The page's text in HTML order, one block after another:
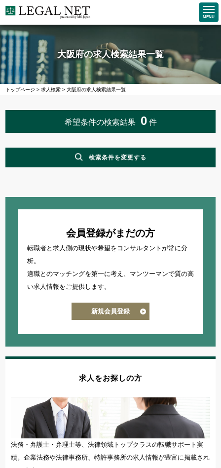
MENU
大阪府の求人検索結果一覧
トップページ >求人検索 >大阪府の求人検索結果一覧
希望条件の検索結果 0件
検索条件を変更する
法律事務所・特許事務所で探す
法律事務所求人
特許事務所・特許技術者求人
司法試験合格者（司法修習生）
弁理士
資格希望勤務地
会員登録がまだの方
転職者と求人側の現状や希望をコンサルタントが常に分
析。
適職とのマッチングを第一に考え、 マンツーマンで質の高
い求人情報をご提供します。
新規会員登録
求人をお探しの方
法務・弁護士・弁理士等、法律領域トップクラスの転職サポート実
績。企業法務や法律事務所、特許事務所の求人情報が豊富に掲載され